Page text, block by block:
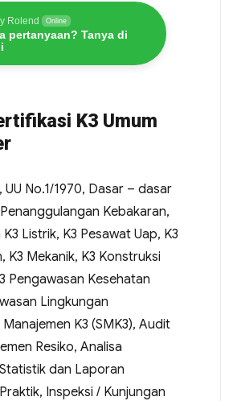
Rolend Online
pertanyaan? Tanya di
K3 Umum
UU No.1/1970, Dasar – dasar
Penanggulangan Kebakaran,
Listrik, K3 Pesawat Uap, K3
K3 Mekanik, K3 Konstruksi
Pengawasan Kesehatan
Lingkungan
K3 (SMK3), Audit
Resiko, Analisa
dan Laporan
Inspeksi / Kunjungan